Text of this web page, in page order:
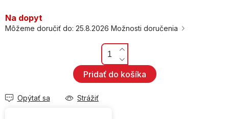
cena:
Na dopyt
Môžeme doručiť do: 25.8.2026 Možnosti doručenia
Pridať do košíka
Opýtať sa Strážiť